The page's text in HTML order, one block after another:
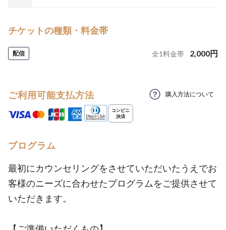
チケットの種類・料金帯
配信 全1料金帯 2,000円
ご利用可能支払方法 購入方法について
プログラム
最初にカウンセリングをさせていただいたうえでお
客様のニーズに合わせたプログラムをご提供させて
いただきます。